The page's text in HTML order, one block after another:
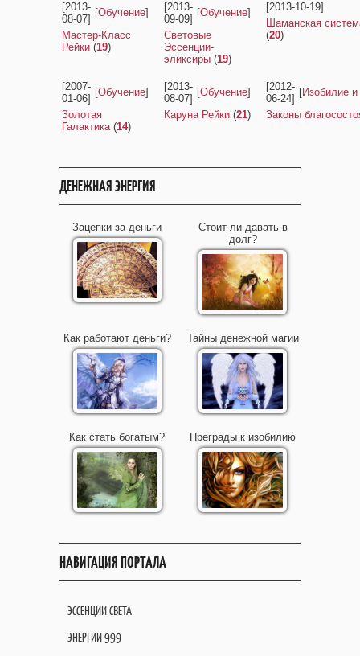
[2013-
08-07]
[Обучение]
Мастер-Класс
Рейки (19)
[2013-
09-09]
[Обучение]
Световые
Эссенции-
эликсиры (19)
[2013-10-19]
Шаманская
(20)
[2007-
01-06]
[Обучение]
Золотая
Галактика (14)
[2013-
08-07]
[Обучение]
Каруна Рейки (21)
[2012-
06-24]
[Изобилие
Законы
ДЕНЕЖНАЯ ЭНЕРГИЯ
Зацепки за деньги
Стоит ли давать в
долг?
Как работают деньги? Тайны денежной магии
Как стать богатым? Преграды к изобилию
НАВИГАЦИЯ ПОРТАЛА
ЭССЕНЦИИ СВЕТА
ЭНЕРГИИ 999